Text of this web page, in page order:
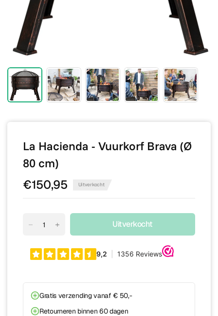
La Hacienda - Vuurkorf Brava (Ø
80 cm)
€150,95 Uitverkocht
Uitverkocht
Gratis verzending vanaf € 50,-
Retourneren binnen 60 dagen